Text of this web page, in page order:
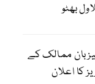
بھٹو
کے میزبان ممالک کے
کا اعلان